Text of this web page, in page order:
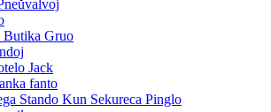
Butika Gruo
Jack
fanto
Stando Kun Sekureca Pinglo